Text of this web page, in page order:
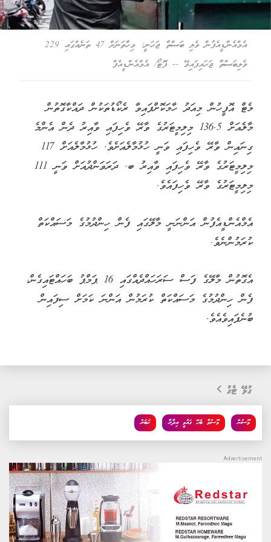
އެމްއެންޑީއެފުން ވެލި ބަސްތާ ޖަހަނީ: މިހާތަނަށް 47 ތަނެއްގައި 229
ވެލިބަސްތާ ޖަހައިފައިވޭ -- ފޮޓޯ/ އެމްއެންޑީއެފް
މެޓް އޮފީހުން މިއަދު ހާމަކޮށްފައިވާ ރެކޯޑުތަކުން ދައްކާގޮތުން
މާލެއަށް 136.5 މިލިމީޓަރުގެ ވާރޭ ވެހިފައި ވާއިރު ދެން އެންމެ
ގިނައިން ވާރޭ ވެހިފައި ވަނީ ހުޅުމާލެއަށެވެ. ހުޅުމާލެއަށް 117
މިލިމީޓަރުގެ ވާރޭ ވެހިފައި ވާއިރު ބ. ދަރަވަންދުއަށް ވަނީ 111
މިލިމީޓަރުގެ ވާރޭ ވެހިފައެވެ.
އެމްއެންޑީއެފުން އަންނަނީ މާލޭގައި ފެން ހިންދުމުގެ މަސައްކަތް
ކުރަމުންނެވެ.
އެގޮތުން މާލޭގެ ފަސް ސަރަހައްދެއްގައި 16 ޕަމްޕު ބަހައްޓައިގެން،
ފެން ހިންދުމުގެ މަސައްކަތް ކުރަމުން އަންނަ ކަމަށް ސިފައިން
ބުނެފައިވެއެވެ.
ގުޅޭ ޓެގު
ޚަބަރު މޫސުމާ ބެހޭ ގައުމީ އިދާރާ މޫސުން